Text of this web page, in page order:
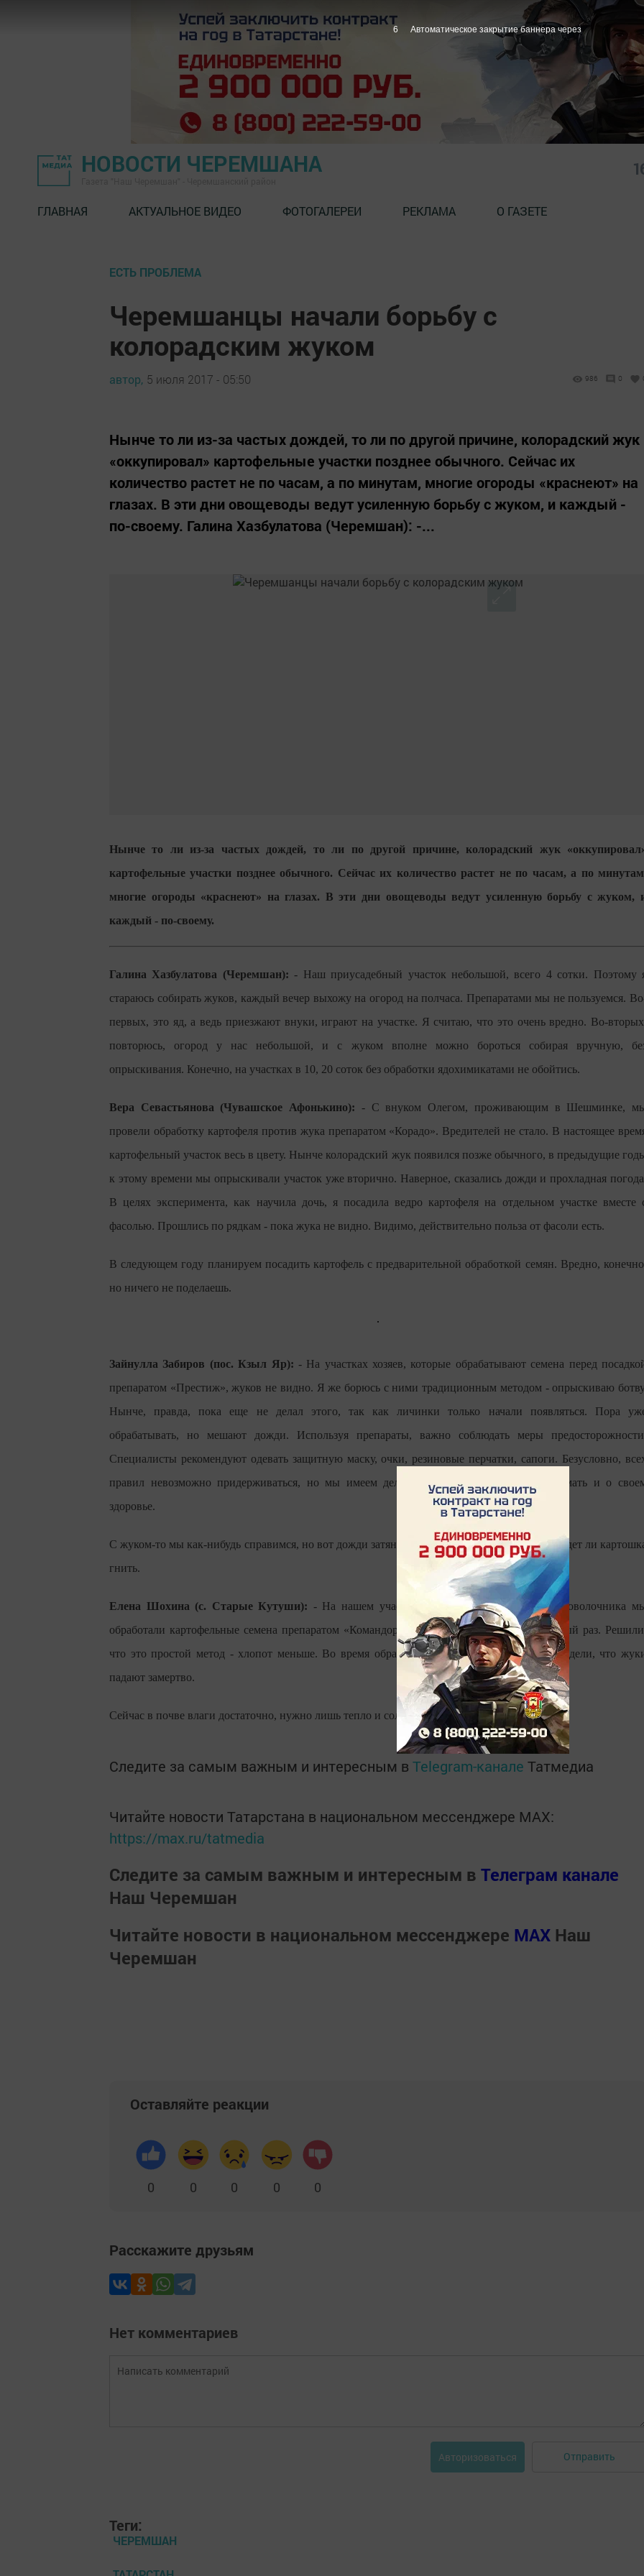
НОВОСТИ ЧЕРЕМШАНА
ГЛАВНАЯ АКТУАЛЬНОЕ ВИДЕО ФОТОГАЛЕРЕИ РЕКЛАМА О ГАЗЕТЕ
ЕСТЬ ПРОБЛЕМА
Черемшанцы начали борьбу с
колорадским жуком
автор, 5 июля 2017 - 05:50 986 0
Нынче то ли из-за частых дождей, то ли по другой причине, колорадский жук
«оккупировал» картофельные участки позднее обычного. Сейчас их
количество растет не по часам, а по минутам, многие огороды «краснеют» на
глазах. В эти дни овощеводы ведут усиленную борьбу с жуком, и каждый -
по-своему. Галина Хазбулатова (Черемшан): -...
Нынче то ли из-за частых дождей, то ли по другой причине, колорадский жук
картофельные участки позднее обычного. Сейчас их количество растет не по часам, а по
многие огороды «краснеют» на глазах. В эти дни овощеводы ведут усиленную борьбу с жуком,
каждый - по-своему.
Галина Хазбулатова (Черемшан): - Наш приусадебный участок небольшой, всего 4 сотки. Поэтому
стараюсь собирать жуков, каждый вечер выхожу на огород на полчаса. Препаратами мы не пользуемся.
первых, это яд, а ведь приезжают внуки, играют на участке. Я считаю, что это очень вредно. Во-
повторюсь, огород у нас небольшой, и с жуком вполне можно бороться собирая вручную,
опрыскивания. Конечно, на участках в 10, 20 соток без обработки ядохимикатами не обойтись.
Вера Севастьянова (Чувашское Афонькино): - С внуком Олегом, проживающим в Шешминке,
провели обработку картофеля против жука препаратом «Корадо». Вредителей не стало. В настоящее
картофельный участок весь в цвету. Нынче колорадский жук появился позже обычного, в предыдущие
к этому времени мы опрыскивали участок уже вторично. Наверное, сказались дожди и прохладная
В целях эксперимента, как научила дочь, я посадила ведро картофеля на отдельном участке вместе
фасолью. Прошлись по рядкам - пока жука не видно. Видимо, действительно польза от фасоли есть.
В следующем году планируем посадить картофель с предварительной обработкой семян. Вредно,
но ничего не поделаешь.
Зайнулла Забиров (пос. Кзыл Яр): - На участках хозяев, которые обрабатывают семена перед
препаратом «Престиж», жуков не видно. Я же борюсь с ними традиционным методом - опрыскиваю
Нынче, правда, пока еще не делал этого, так как личинки только начали появляться. Пора
обрабатывать, но мешают дожди. Используя препараты, важно соблюдать меры
Специалисты рекомендуют одевать защитную маску, очки, резиновые перчатки, сапоги. Безусловно,
правил невозможно придерживаться, но мы имеем дело с ядом, поэтому нужно подумать и о
здоровье.
С жуком-то мы как-нибудь справимся, но вот дожди затянулись, появились сомнения - не будет ли
гнить.
Елена Шохина (с. Старые Кутуши): - На нашем участке жуков не видно. Против проволочника
обработали картофельные семена препаратом «Командор». Протравливали семена в первый раз.
что это простой метод - хлопот меньше. Во время обработки междурядий картофеля увидели, что
падают замертво.
Сейчас в почве влаги достаточно, нужно лишь тепло и солнце.
Следите за самым важным и интересным в Telegram-канале Татмедиа
Читайте новости Татарстана в национальном мессенджере MАХ:
https://max.ru/tatmedia
Следите за самым важным и интересным в Телеграм канале
Наш Черемшан
Читайте новости в национальном мессенджере MАХ Наш
Черемшан
Оставляйте реакции
0 0 0 0 0
Расскажите друзьям
Нет комментариев
Авторизоваться Отправить
Теги:
ЧЕРЕМШАН
5 Автоматическое закрытие баннера через